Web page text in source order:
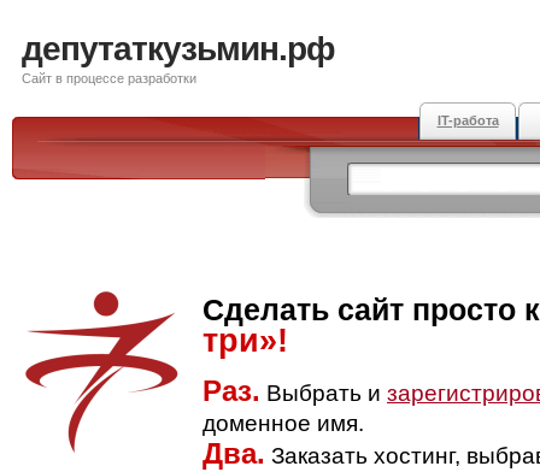
депутаткузьмин.рф
Сайт в процессе разработки
IT-работа
Сделать сайт просто
три»!
Раз. Выбрать и
доменное имя.
Два. Заказать хостинг,